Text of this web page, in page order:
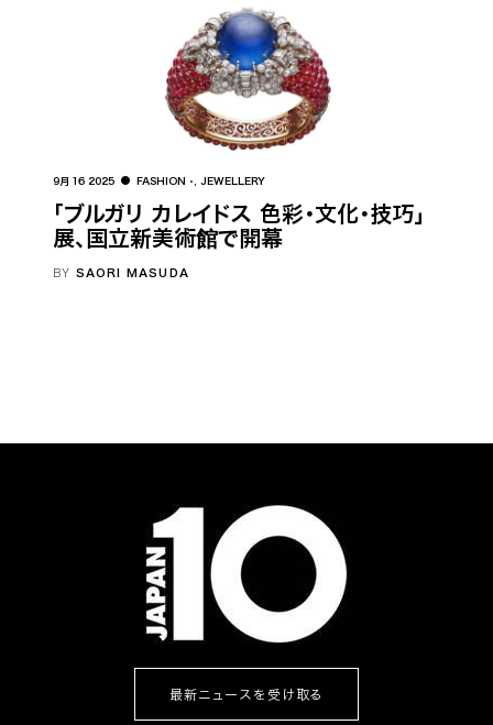
9月 16 2025 FASHION JEWELLERY
「ブルガリ カレイドス 色彩・文化・技巧」
展、国立新美術館で開幕
BY SAORI MASUDA
最新ニュースを受け取る